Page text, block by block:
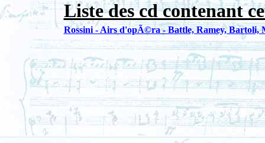
Liste des cd contenant
Rossini - Airs d'opÃ©ra - Battle, Ramey, Bartoli,